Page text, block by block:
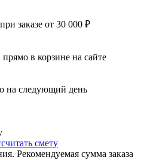
заказе от 30 000 ₽
в корзине на сайте
на следующий день
смету
Рекомендуемая сумма заказа